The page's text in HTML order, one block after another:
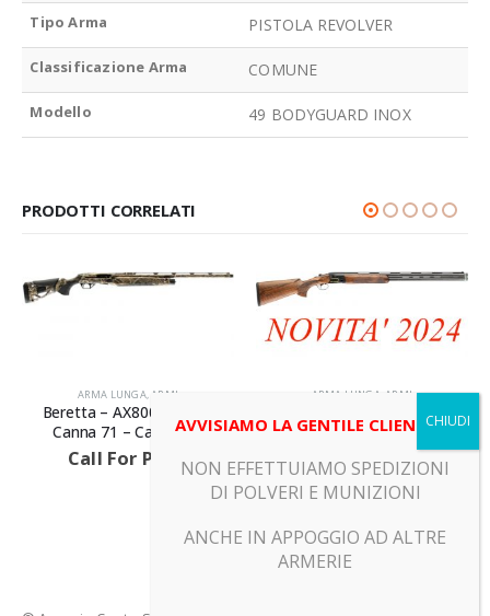
Tipo Arma PISTOLA REVOLVER
Classificazione Arma COMUNE
Modello 49 BODYGUARD INOX
PRODOTTI CORRELATI
ARMA LUNGA, ARMI
Beretta – AX800 MAX7 –
Canna 71 – Calibro 12
Call For Price
ARMA LUNGA ARMI
Beretta – DT11 BLACK DLC
SPORTING – Canna 76 –
Call For Price
AVVISIAMO LA GENTILE CLIENTELA
NON EFFETTUIAMO SPEDIZIONI
DI POLVERI E MUNIZIONI
ANCHE IN APPOGGIO AD ALTRE
ARMERIE